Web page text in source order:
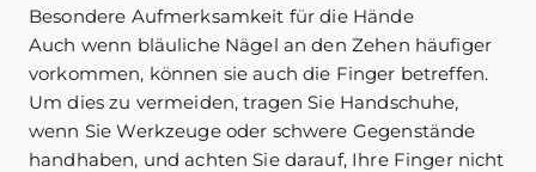
Besondere Aufmerksamkeit für die Hände
Auch wenn bläuliche Nägel an den Zehen häufiger
vorkommen, können sie auch die Finger betreffen.
Um dies zu vermeiden, tragen Sie Handschuhe,
wenn Sie Werkzeuge oder schwere Gegenstände
handhaben, und achten Sie darauf, Ihre Finger nicht